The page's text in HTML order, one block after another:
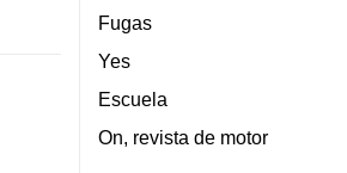
Fugas
Yes
Escuela
On, revista de motor